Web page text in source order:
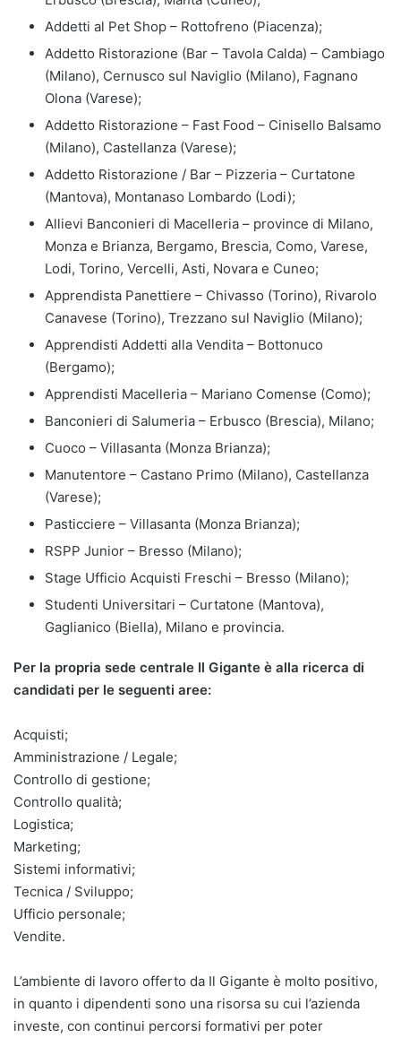
Addetti al Pet Shop – Rottofreno (Piacenza);
Addetto Ristorazione (Bar – Tavola Calda) – Cambiago
(Milano), Cernusco sul Naviglio (Milano), Fagnano
Olona (Varese);
Addetto Ristorazione – Fast Food – Cinisello Balsamo
(Milano), Castellanza (Varese);
Addetto Ristorazione / Bar – Pizzeria – Curtatone
(Mantova), Montanaso Lombardo (Lodi);
Allievi Banconieri di Macelleria – province di Milano,
Monza e Brianza, Bergamo, Brescia, Como, Varese,
Lodi, Torino, Vercelli, Asti, Novara e Cuneo;
Apprendista Panettiere – Chivasso (Torino), Rivarolo
Canavese (Torino), Trezzano sul Naviglio (Milano);
Apprendisti Addetti alla Vendita – Bottonuco
(Bergamo);
Apprendisti Macelleria – Mariano Comense (Como);
Banconieri di Salumeria – Erbusco (Brescia), Milano;
Cuoco – Villasanta (Monza Brianza);
Manutentore – Castano Primo (Milano), Castellanza
(Varese);
Pasticciere – Villasanta (Monza Brianza);
RSPP Junior – Bresso (Milano);
Stage Ufficio Acquisti Freschi – Bresso (Milano);
Studenti Universitari – Curtatone (Mantova),
Gaglianico (Biella), Milano e provincia.
Per la propria sede centrale Il Gigante è alla ricerca di
candidati per le seguenti aree:
Acquisti;
Amministrazione / Legale;
Controllo di gestione;
Controllo qualità;
Logistica;
Marketing;
Sistemi informativi;
Tecnica / Sviluppo;
Ufficio personale;
Vendite.
L’ambiente di lavoro offerto da Il Gigante è molto positivo,
in quanto i dipendenti sono una risorsa su cui l’azienda
investe, con continui percorsi formativi per poter